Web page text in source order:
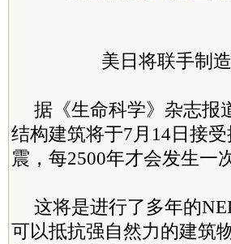
美日将联手制
据《生命科学》杂志报
结构建筑将于7月14日接
震，每2500年才会发生一
这将是进行了多年的
可以抵抗强自然力的建筑